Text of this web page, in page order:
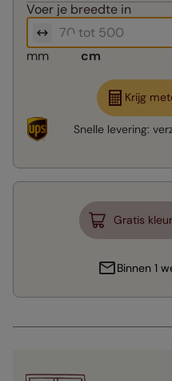
Voer je breedte in
mm cm
Krijg
Snelle levering:
Gratis
Binnen 1